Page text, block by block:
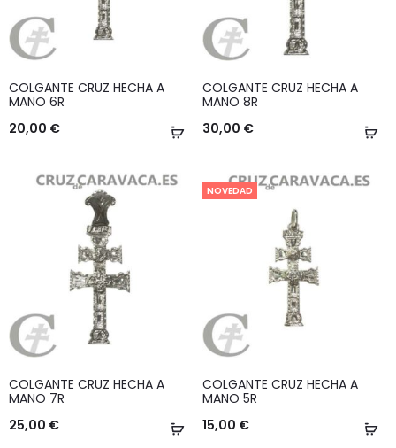
Añadir
carrito
COLGANTE CRUZ HECHA A
MANO 6R
20,00 €
COLGANTE CRUZ HECHA A
MANO 8R
30,00 €
Añadir
COLGANTE CRUZ HECHA A
MANO 7R
25,00 €
NOVEDAD
COLGANTE CRUZ HECHA A
MANO 5R
15,00 €